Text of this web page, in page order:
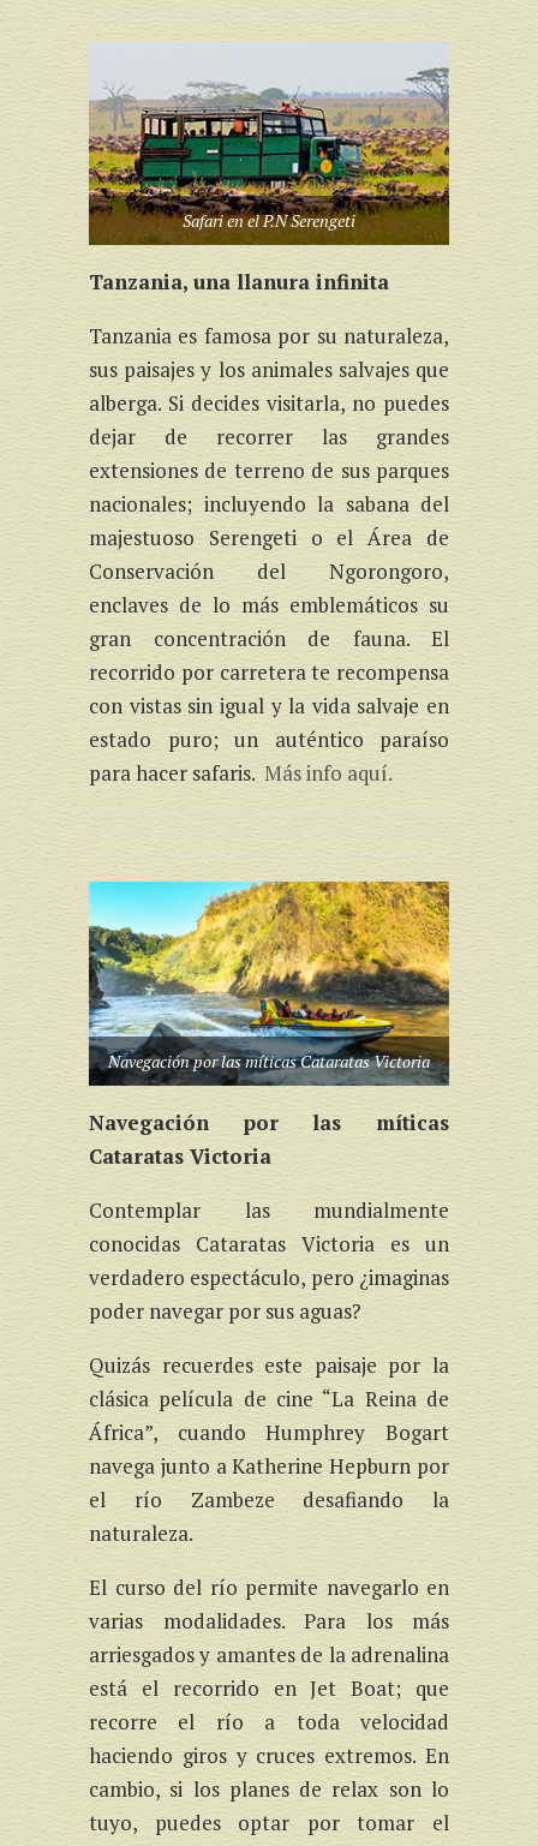
Safari en el P.N Serengeti
Tanzania, una llanura infinita
Tanzania es famosa por su naturaleza,
sus paisajes y los animales salvajes que
alberga. Si decides visitarla, no puedes
dejar de recorrer las grandes
extensiones de terreno de sus parques
nacionales; incluyendo la sabana del
majestuoso Serengeti o el Área de
Conservación del Ngorongoro,
enclaves de lo más emblemáticos su
gran concentración de fauna. El
recorrido por carretera te recompensa
con vistas sin igual y la vida salvaje en
estado puro; un auténtico paraíso
para hacer safaris. Más info aquí.
Navegación por las míticas Cataratas Victoria
Navegación por las míticas
Cataratas Victoria
Contemplar las mundialmente
conocidas Cataratas Victoria es un
verdadero espectáculo, pero ¿imaginas
poder navegar por sus aguas?
Quizás recuerdes este paisaje por la
clásica película de cine “La Reina de
África”, cuando Humphrey Bogart
navega junto a Katherine Hepburn por
el río Zambeze desafiando la
naturaleza.
El curso del río permite navegarlo en
varias modalidades. Para los más
arriesgados y amantes de la adrenalina
está el recorrido en Jet Boat; que
recorre el río a toda velocidad
haciendo giros y cruces extremos. En
cambio, si los planes de relax son lo
tuyo, puedes optar por tomar el